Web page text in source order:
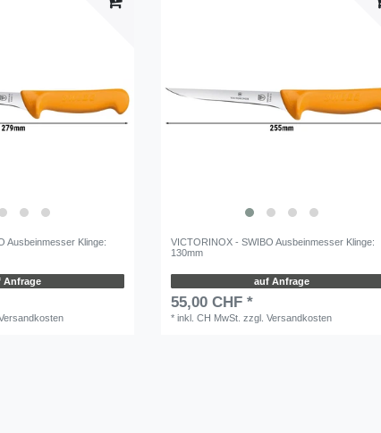
Ausbeinmesser Klinge:
Anfrage
VICTORINOX - SWIBO Ausbeinmesser Klinge:
130mm
auf Anfrage
55,00 CHF *
*inkl. CH MwSt. zzgl.Versandkosten